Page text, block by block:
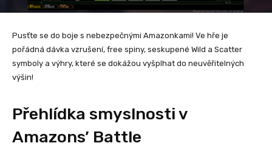
Pusťte se do boje s nebezpečnými Amazonkami! Ve hře je
pořádná dávka vzrušení, free spiny, seskupené Wild a Scatter
symboly a výhry, které se dokážou vyšplhat do neuvěřitelných
výšin!
Přehlídka smyslnosti v
Amazons’ Battle